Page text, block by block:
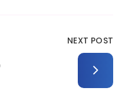
NEXT POST